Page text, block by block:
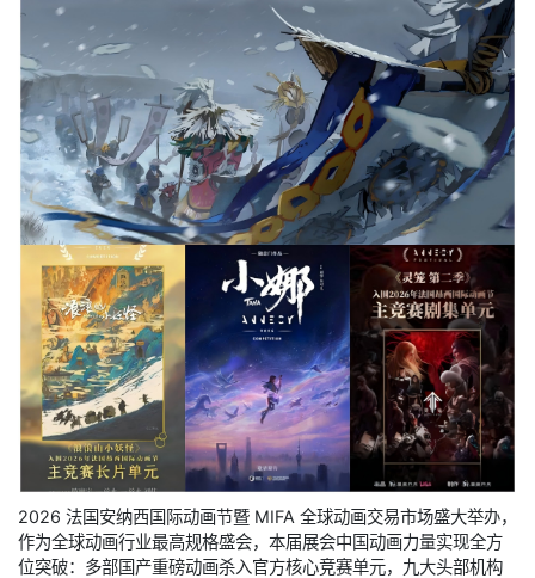
2026 法国安纳西国际动画节暨 MIFA 全球动画交易市场盛大举办，
作为全球动画行业最高规格盛会，本届展会中国动画力量实现全方
位突破：多部国产重磅动画杀入官方核心竞赛单元，九大头部机构